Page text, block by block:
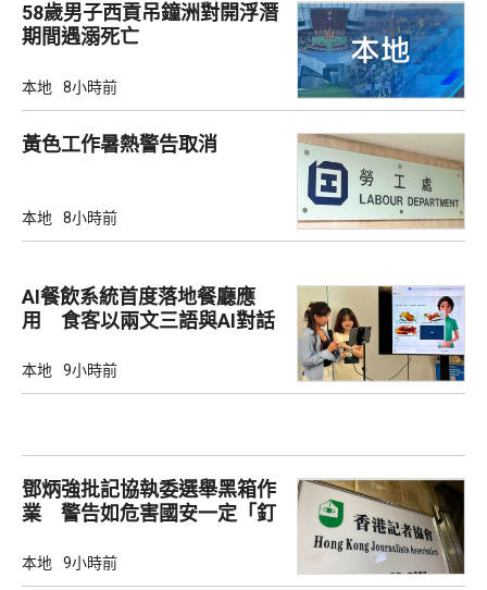
58歲男子西貢吊鐘洲對開浮潛
期間遇溺死亡
本地 8小時前
黃色工作暑熱警告取消
本地 8小時前
AI餐飲系統首度落地餐廳應
用 食客以兩文三語與AI對話
本地 9小時前
鄧炳強批記協執委選舉黑箱作
業 警告如危害國安一定「釘
本地 9小時前